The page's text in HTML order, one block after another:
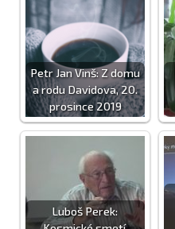
Petr Jan Vinš: Z domu
a rodu Davidova, 20.
prosince 2019
Luboš Perek: